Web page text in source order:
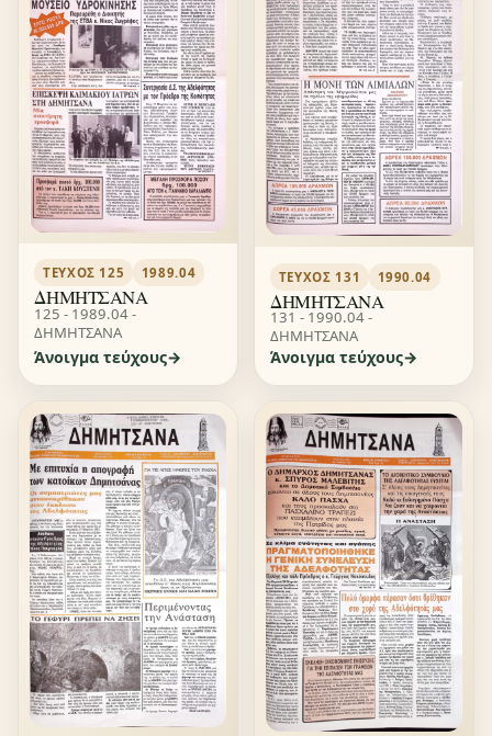
ΤΕΎΧΟΣ 125 1989.04
ΔΗΜΗΤΣΑΝΑ
125 - 1989.04 -
ΔΗΜΗΤΣΑΝΑ
Άνοιγμα τεύχους
ΤΕΎΧΟΣ 131 1990.04
ΔΗΜΗΤΣΑΝΑ
131 - 1990.04 -
ΔΗΜΗΤΣΑΝΑ
Άνοιγμα τεύχους